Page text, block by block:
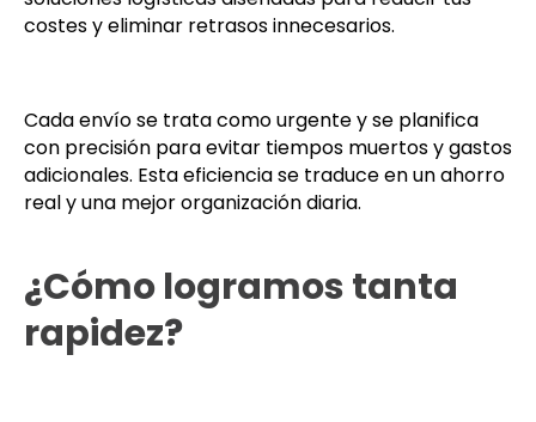
costes y eliminar retrasos innecesarios.
Cada envío se trata como urgente y se planifica
con precisión para evitar tiempos muertos y gastos
adicionales. Esta eficiencia se traduce en un ahorro
real y una mejor organización diaria.
¿Cómo logramos tanta
rapidez?